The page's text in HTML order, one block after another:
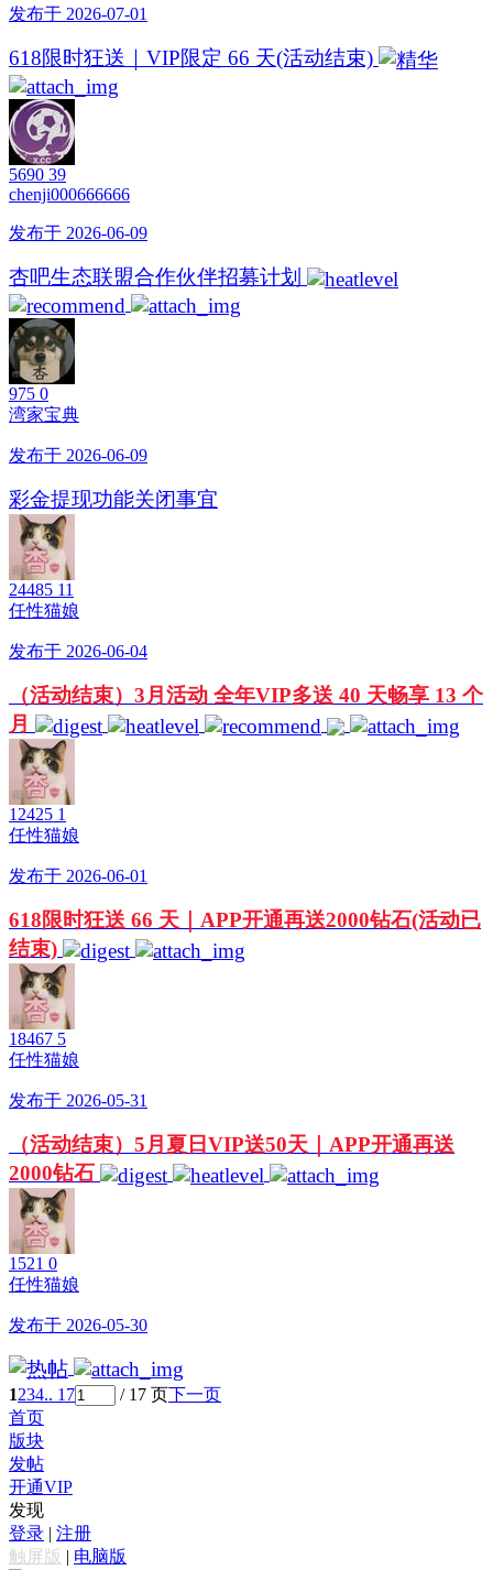
发布于 2026-07-01
618限时狂送｜VIP限定 66 天(活动结束)
5690 39
chenji000666666
发布于 2026-06-09
杏吧生态联盟合作伙伴招募计划
975 0
湾家宝典
发布于 2026-06-09
彩金提现功能关闭事宜
24485 11
任性猫娘
发布于 2026-06-04
（活动结束）3月活动 全年VIP多送 40 天畅享 13 个
月
12425 1
任性猫娘
发布于 2026-06-01
618限时狂送 66 天｜APP开通再送2000钻石(活动已
结束)
18467 5
任性猫娘
发布于 2026-05-31
（活动结束）5月夏日VIP送50天｜APP开通再送
2000钻石
1521 0
任性猫娘
发布于 2026-05-30
1234.. 17 / 17 页下一页
首页
版块
发帖
开通VIP
发现
登录 | 注册
触屏版 | 电脑版